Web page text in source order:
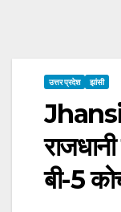
उत्तर प्रदेश झांसी
बी-5